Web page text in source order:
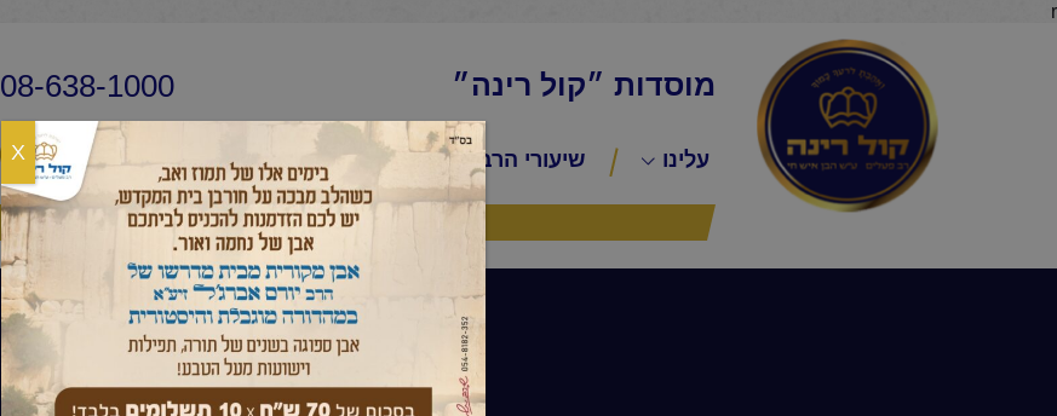
r
מוסדות ״קול רינה״ 08-638-1000
עלינו שיעורי הרב שיעורי החיד״א שאלות ותשובות
היה שותף
קהלת
X